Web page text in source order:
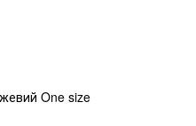
One size